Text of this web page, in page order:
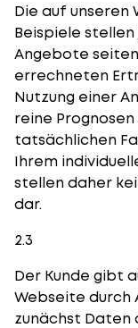
Die auf
Beispiele
Angebote
errechneten
Nutzung einer
reine
tatsächlichen
Ihrem
stellen daher
dar.
2.3
Der Kunde gibt
Webseite durch
zunächst Daten